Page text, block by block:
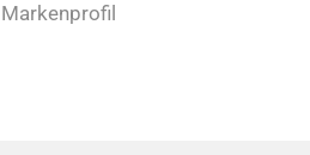
Markenprofil